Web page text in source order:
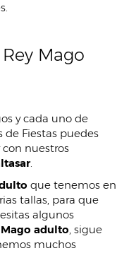
Mago
y cada uno de
de Fiestas puedes
con nuestros
.
que tenemos en
tallas, para que
algunos
adulto, sigue
muchos